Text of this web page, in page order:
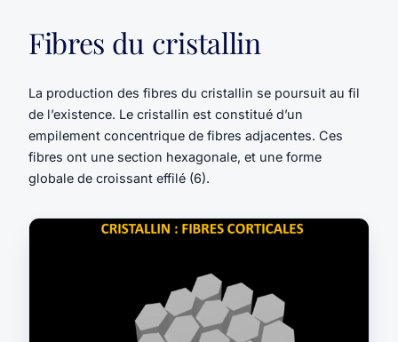
Fibres du cristallin
La production des fibres du cristallin se poursuit au fil
de l’existence. Le cristallin est constitué d’un
empilement concentrique de fibres adjacentes. Ces
fibres ont une section hexagonale, et une forme
globale de croissant effilé (6).